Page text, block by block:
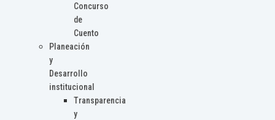
Concurso
de
Cuento
Planeación
y
Desarrollo
institucional
Transparencia
y